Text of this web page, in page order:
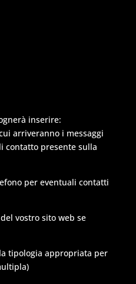
inserire:
arriveranno i messaggi
contatto presente sulla
per eventuali contatti
vostro sito web se
tipologia appropriata per